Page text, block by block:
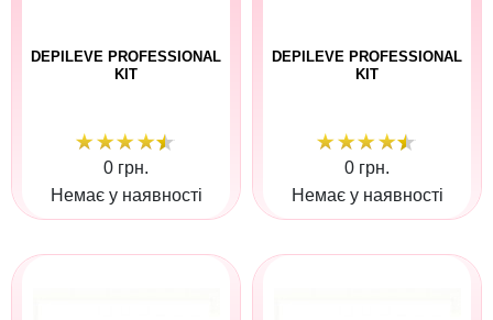
DEPILEVE PROFESSIONAL
KIT
0 грн.
Немає у наявності
DEPILEVE PROFESSIONAL
KIT
0 грн.
Немає у наявності